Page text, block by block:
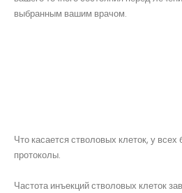
выбранным вашим врачом.
Что касается стволовых клеток, у всех
протоколы.
Частота инъекций стволовых клеток